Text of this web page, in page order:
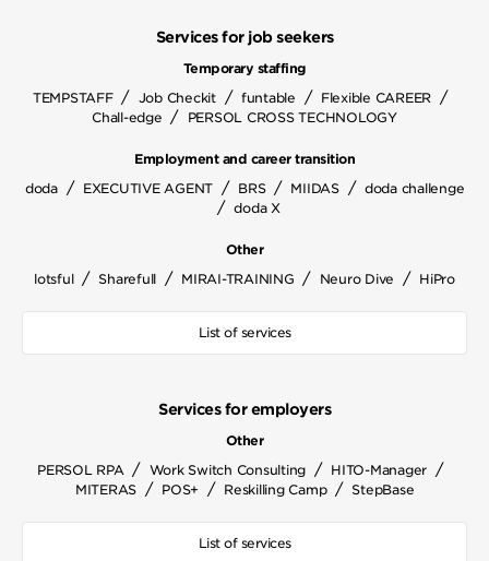
Services for job seekers
Temporary staffing
TEMPSTAFF / Job Checkit / funtable / Flexible CAREER /
Chall-edge / PERSOL CROSS TECHNOLOGY
Employment and career transition
doda / EXECUTIVE AGENT / BRS / MIIDAS / doda challenge
/ doda X
Other
lotsful / Sharefull / MIRAI-TRAINING / Neuro Dive / HiPro
List of services
Services for employers
Other
PERSOL RPA / Work Switch Consulting / HITO-Manager /
MITERAS / POS+ / Reskilling Camp / StepBase
List of services